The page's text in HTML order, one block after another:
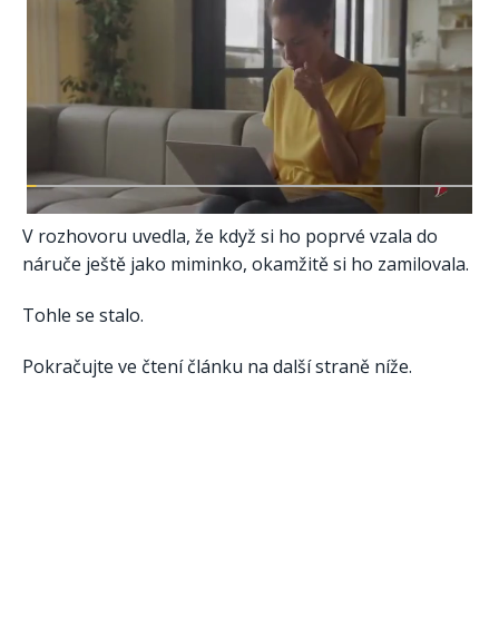
V rozhovoru uvedla, že když si ho poprvé vzala do
náruče ještě jako miminko, okamžitě si ho zamilovala.
Tohle se stalo.
Pokračujte ve čtení článku na další straně níže.